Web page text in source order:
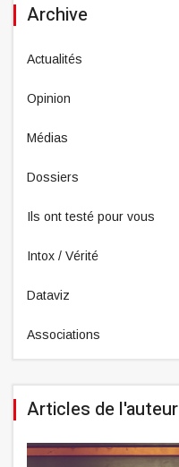
Archive
Actualités
Opinion
Médias
Dossiers
Ils ont testé pour vous
Intox / Vérité
Dataviz
Associations
Articles de l'auteur